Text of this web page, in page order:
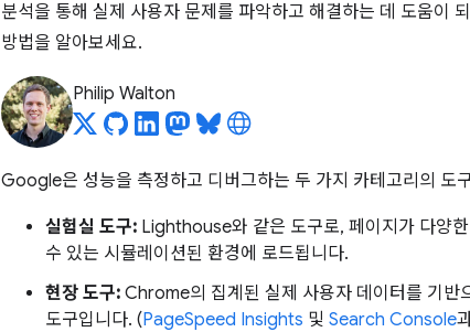
분석을 통해 실제 사용자 문제를 파악하고 해결하는 데 도움이
방법을 알아보세요.
Philip Walton
Google은 성능을 측정하고 디버그하는 두 가지 카테고리의 도
실험실 도구: Lighthouse와 같은 도구로, 페이지가 다양
수 있는 시뮬레이션된 환경에 로드됩니다.
현장 도구: Chrome의 집계된 실제 사용자 데이터를 기반
도구입니다. (PageSpeed Insights 및 Search Console